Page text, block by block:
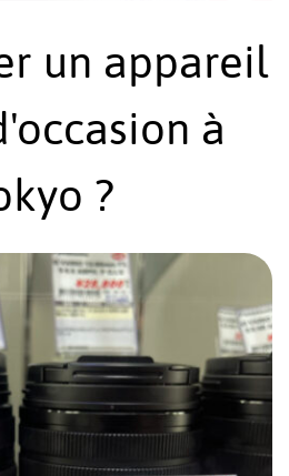
un appareil
à
?